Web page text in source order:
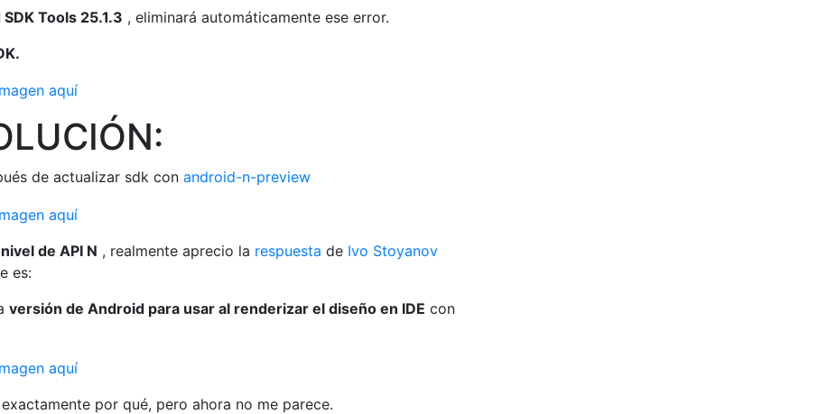
Tools 25.1.3 , eliminará automáticamente ese error.
de actualizar sdk con android-n-preview
nivel de API N , realmente aprecio la respuesta de Ivo Stoyanov
es:
versión de Android para usar al renderizar el diseño en IDE con
por qué, pero ahora no me parece.